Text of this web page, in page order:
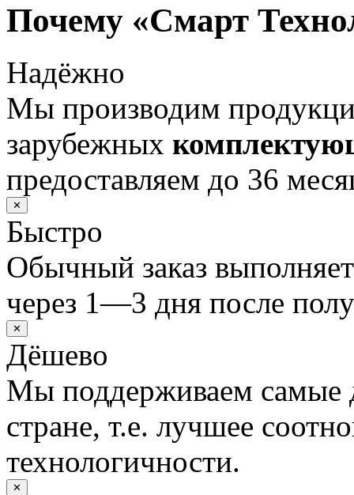
Почему «Смарт
Надёжно
Мы производим
зарубежных
предоставляем до 36
✕
Быстро
Обычный заказ
через 1—3 дня после
✕
Дёшево
Мы поддерживаем самые
стране, т.е. лучшее
технологичности.
✕